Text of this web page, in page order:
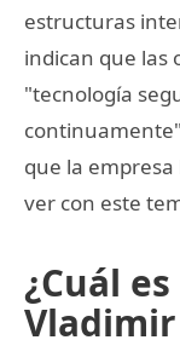
estructuras
indican que las
"tecnología
que la
ver con este
¿Cuál